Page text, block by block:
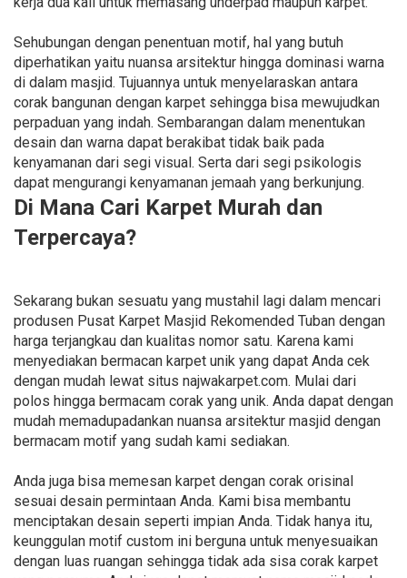
Sehubungan dengan penentuan motif, hal yang butuh
diperhatikan yaitu nuansa arsitektur hingga dominasi warna
di dalam masjid. Tujuannya untuk menyelaraskan antara
corak bangunan dengan karpet sehingga bisa mewujudkan
perpaduan yang indah. Sembarangan dalam menentukan
desain dan warna dapat berakibat tidak baik pada
kenyamanan dari segi visual. Serta dari segi psikologis
dapat mengurangi kenyamanan jemaah yang berkunjung.
Di Mana Cari Karpet Murah dan
Terpercaya?
Sekarang bukan sesuatu yang mustahil lagi dalam mencari
produsen Pusat Karpet Masjid Rekomended Tuban dengan
harga terjangkau dan kualitas nomor satu. Karena kami
menyediakan bermacan karpet unik yang dapat Anda cek
dengan mudah lewat situs najwakarpet.com. Mulai dari
polos hingga bermacam corak yang unik. Anda dapat dengan
mudah memadupadankan nuansa arsitektur masjid dengan
bermacam motif yang sudah kami sediakan.
Anda juga bisa memesan karpet dengan corak orisinal
sesuai desain permintaan Anda. Kami bisa membantu
menciptakan desain seperti impian Anda. Tidak hanya itu,
keunggulan motif custom ini berguna untuk menyesuaikan
dengan luas ruangan sehingga tidak ada sisa corak karpet